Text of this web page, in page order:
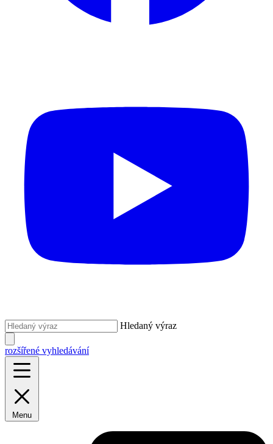
Hledaný výraz
rozšířené vyhledávání
Menu